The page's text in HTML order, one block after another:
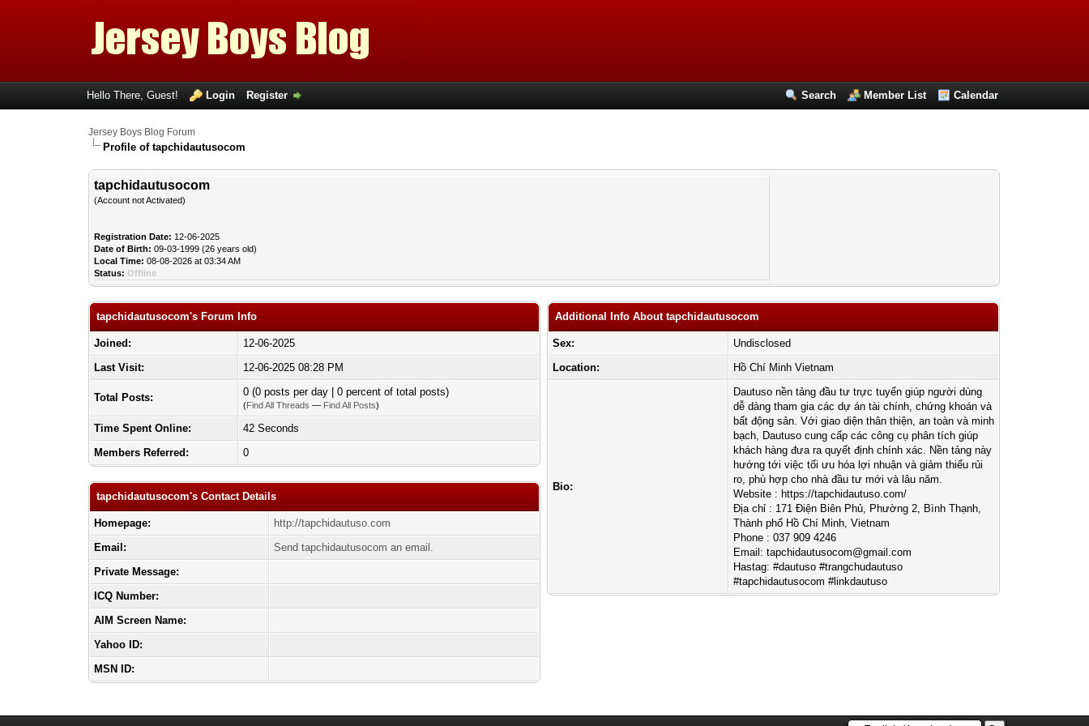
Search Member List Calendar
Hello There, Guest! Login Register
Jersey Boys Blog Forum
Profile of tapchidautusocom
tapchidautusocom
(Account not Activated)
Registration Date: 12-06-2025
Date of Birth: 09-03-1999 (26 years old)
Local Time: 08-08-2026 at 03:34 AM
Status: Offline
tapchidautusocom's Forum Info
Joined:
12-06-2025
Last Visit:
12-06-2025 08:28 PM
Total Posts: 0 (0 posts per day | 0 percent of total posts)
(Find All Threads — Find All Posts)
Time Spent Online:
42 Seconds
Members Referred:
0
tapchidautusocom's Contact Details
Homepage:
http://tapchidautuso.com
Email:
Send tapchidautusocom an email.
Private Message:
ICQ Number:
AIM Screen Name:
Yahoo ID:
MSN ID:
Additional Info About tapchidautusocom
Sex:
Undisclosed
Location:
Hồ Chí Minh Vietnam
Bio:
Dautuso nền tảng đầu tư trực tuyến giúp người dùng
dễ dàng tham gia các dự án tài chính, chứng khoán và
bất động sản. Với giao diện thân thiện, an toàn và minh
bạch, Dautuso cung cấp các công cụ phân tích giúp
khách hàng đưa ra quyết định chính xác. Nền tảng này
hướng tới việc tối ưu hóa lợi nhuận và giảm thiểu rủi
ro, phù hợp cho nhà đầu tư mới và lâu năm.
Website : https://tapchidautuso.com/
Địa chỉ : 171 Điện Biên Phủ, Phường 2, Bình Thạnh,
Thành phố Hồ Chí Minh, Vietnam
Phone : 037 909 4246
Email:tapchidautusocom@gmail.com
Hastag: #dautuso #trangchudautuso
#tapchidautusocom #linkdautuso